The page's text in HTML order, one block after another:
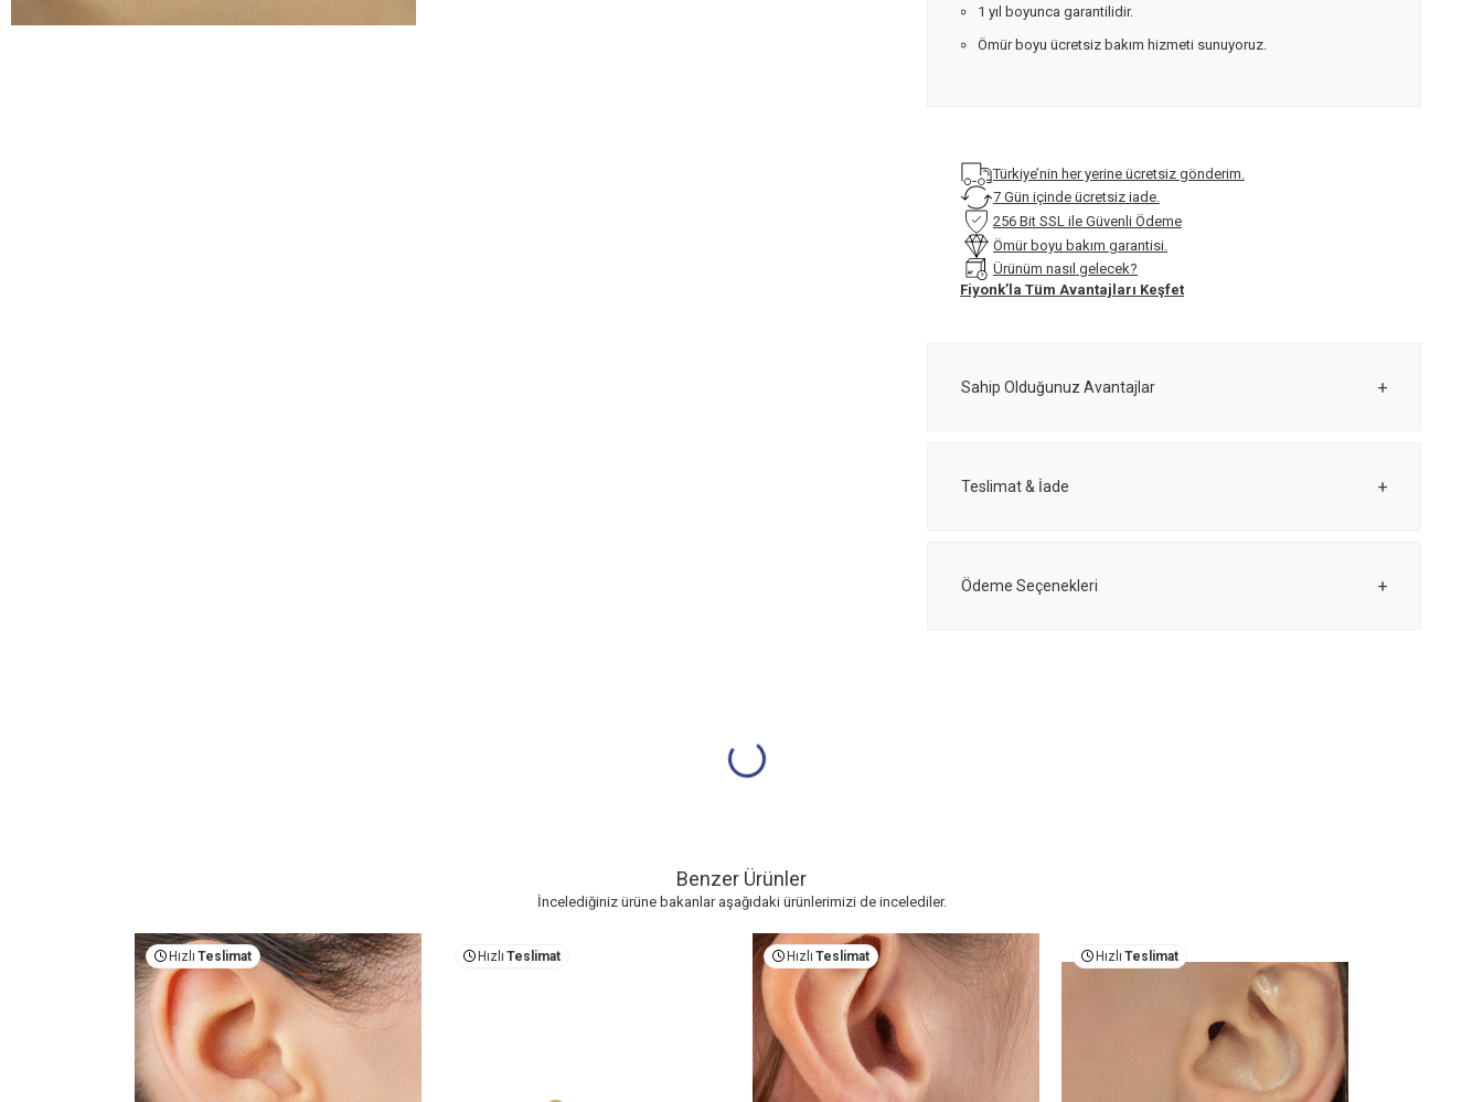
1 yıl boyunca garantilidir.
Ömür boyu ücretsiz bakım hizmeti sunuyoruz.
Türkiye’nin her yerine ücretsiz gönderim.
7 Gün içinde ücretsiz iade.
256 Bit SSL ile Güvenli Ödeme
Ömür boyu bakım garantisi.
Ürünüm nasıl gelecek?
Fiyonk’la Tüm Avantajları Keşfet
Sahip Olduğunuz Avantajlar
Teslimat & İade
Ödeme Seçenekleri
Benzer Ürünler
İncelediğiniz ürüne bakanlar aşağıdaki ürünlerimizi de incelediler.
Hızlı Teslimat Hızlı Teslimat Hızlı Teslimat Hızlı Teslimat